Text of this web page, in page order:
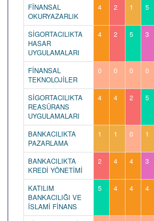
FİNANSAL
OKURYAZARLIK
4 2 1 5
SİGORTACILIKTA
HASAR
UYGULAMALARI
4 2 5 3
FİNANSAL
TEKNOLOJİLER
0 0 0 0
SİGORTACILIKTA
REASÜRANS
UYGULAMALARI
4 4 2 5
BANKACILIKTA
PAZARLAMA
1 1 0 1
BANKACILIKTA
KREDİ YÖNETİMİ
2 4 4 3
KATILIM
BANKACILIĞI VE
İSLAMİ FİNANS
5 4 4 4